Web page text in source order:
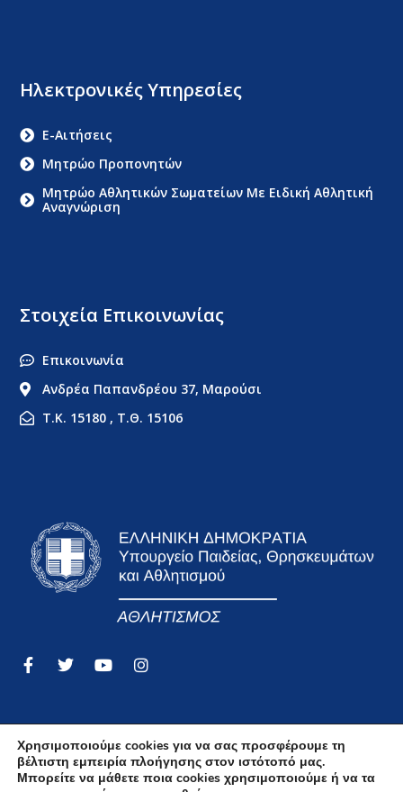
Στοιχεία Επικοινωνίας
Επικοινωνία
Ανδρέα Παπανδρέου 37, Μαρούσι
Τ.Κ. 15180 , Τ.Θ. 15106
Ηλεκτρονικές Υπηρεσίες
E-Αιτήσεις
Μητρώο Προπονητών
Μητρώο Αθλητικών Σωματείων Με Ειδική Αθλητική
Αναγνώριση
Όροι Χρήσης
Χρησιμοποιούμε cookies για να σας προσφέρουμε τη
βέλτιστη εμπειρία πλοήγησης στον ιστότοπό μας.
Μπορείτε να μάθετε ποια cookies χρησιμοποιούμε ή να τα